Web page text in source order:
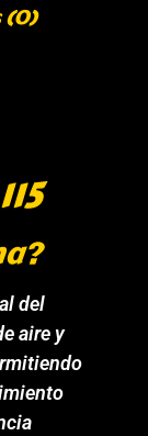
(0)
del
aire y